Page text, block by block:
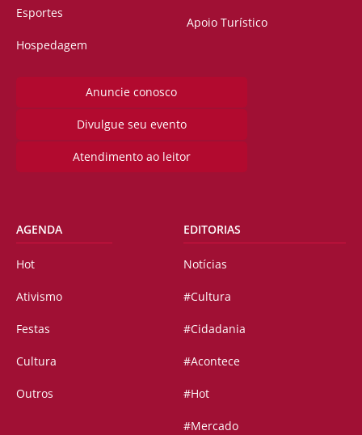
Esportes
Hospedagem
Apoio Turístico
Anuncie conosco
Divulgue seu evento
Atendimento ao leitor
AGENDA
Hot
Ativismo
Festas
Cultura
Outros
EDITORIAS
Notícias
#Cultura
#Cidadania
#Acontece
#Hot
#Mercado